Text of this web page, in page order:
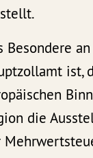
Besondere
ist,
die